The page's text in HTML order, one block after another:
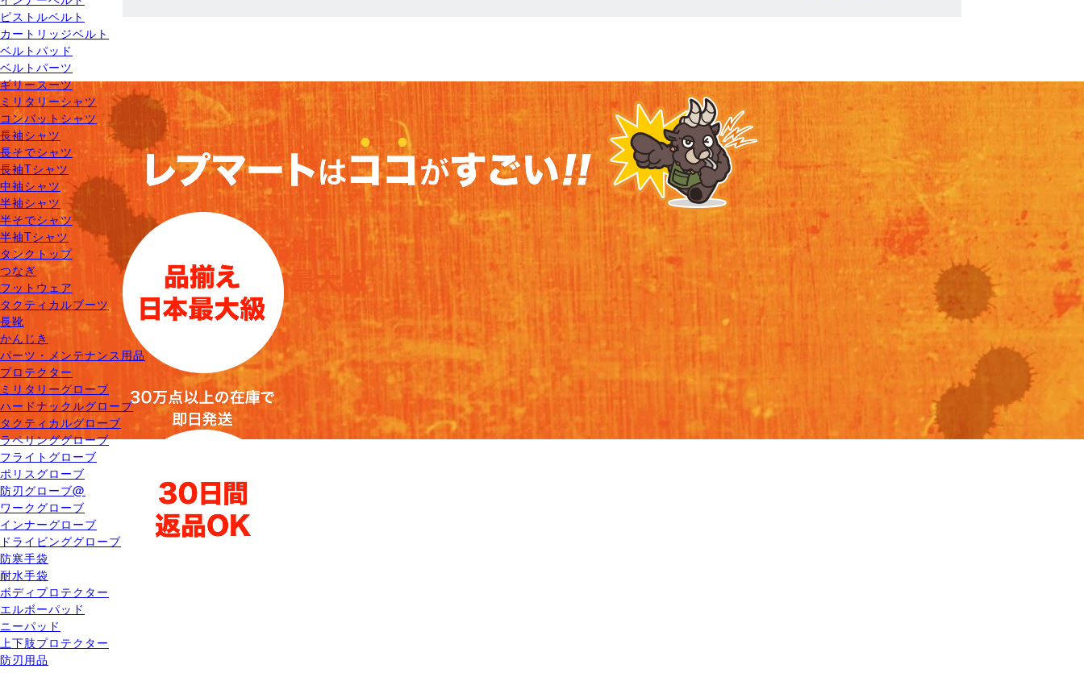
ピストルベルト
カートリッジベルト
ベルトパッド
ベルトパーツ
ギリースーツ
ミリタリーシャツ
コンバットシャツ
長袖シャツ
長そでシャツ
長袖Tシャツ
中袖シャツ
半袖シャツ
半そでシャツ
半袖Tシャツ
タンクトップ
つなぎ
フットウェア
タクティカルブーツ
長靴
かんじき
パーツ・メンテナンス用品
プロテクター
ミリタリーグローブ
ハードナックルグローブ
タクティカルグローブ
ラペリンググローブ
フライトグローブ
ポリスグローブ
防刃グローブ@
ワークグローブ
インナーグローブ
ドライビンググローブ
防寒手袋
耐水手袋
ボディプロテクター
エルボーパッド
ニーパッド
上下肢プロテクター
防刃用品